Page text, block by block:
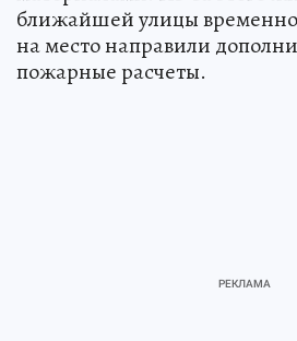
ближайшей улицы временно
на место направили
пожарные расчеты.